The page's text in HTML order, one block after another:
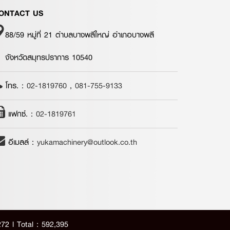
US
88/59 หมู่ที่ 21 ตำบลบางพลีใหญ่ อำเภอบางพลี
จังหวัดสมุทรปราการ 10540
โทร. : 02-1819760 , 081-755-9133
แฟกซ์. : 02-1819761
อีเมลล์ : yukamachinery@outlook.co.th
l Total : 592,395